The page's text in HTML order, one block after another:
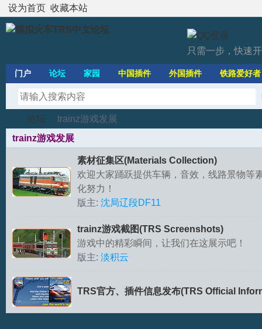
设为首页 收藏本站
只需一步，快速
门户 论坛 家园 中国插件 外国插件 铁路爱好者
模
拟
»
论坛
›
trainz游戏发展
trainz游戏发展
素材征集区(Materials Collection)
欢迎大家踊跃提供车辆，音效，线路景物等
化努力！
版主: 沈局辽段DF11
trainz游戏截图(TRS Screenshots)
游戏中的精彩瞬间，让我们在这展示吧！
版主: 淡积云
TRS官方、插件信息发布(TRS Official